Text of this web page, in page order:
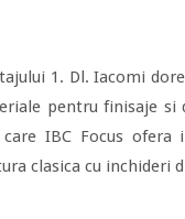
1. Dl. Iacomi
pentru finisaje si
IBC Focus ofera
clasica cu inchideri